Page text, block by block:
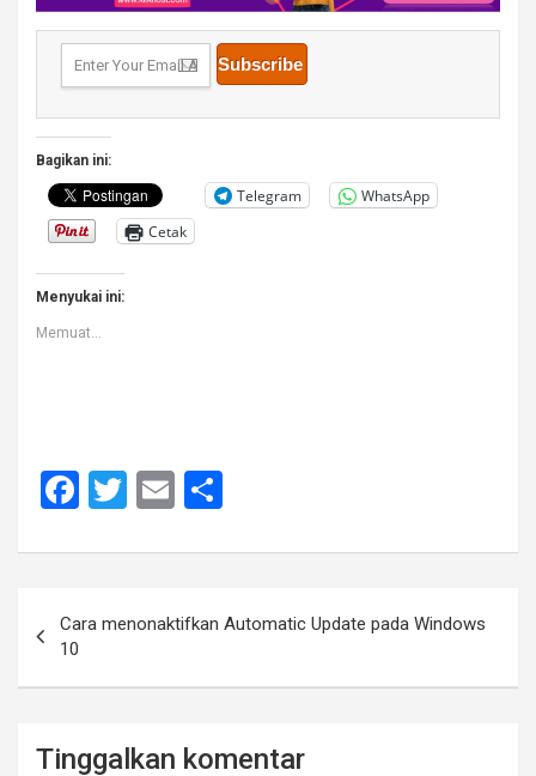
Bagikan ini:
Telegram
WhatsApp
Cetak
Menyukai ini:
Memuat...
F
ce
o
o
T
tt
E
ail ar
e
pos
Cara menonaktifkan Automatic Update pada Windows
10
Tinggalkan komentar